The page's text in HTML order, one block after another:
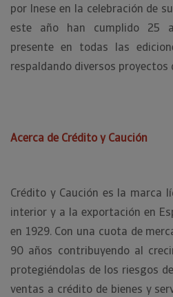
por Inese en la celebración de
este año han cumplido 25
presente en todas las
respaldando diversos proyectos
Acerca de Crédito y Caución
Crédito y Caución es la marca
interior y a la exportación en
en 1929. Con una cuota de
90 años contribuyendo al
protegiéndolas de los riesgos
ventas a crédito de bienes y